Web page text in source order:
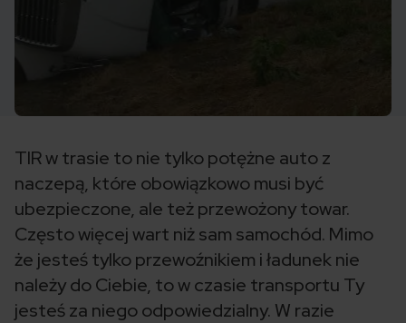
TIR w trasie to nie tylko potężne auto z
naczepą, które obowiązkowo musi być
ubezpieczone, ale też przewożony towar.
Często więcej wart niż sam samochód. Mimo
że jesteś tylko przewoźnikiem i ładunek nie
należy do Ciebie, to w czasie transportu Ty
jesteś za niego odpowiedzialny. W razie